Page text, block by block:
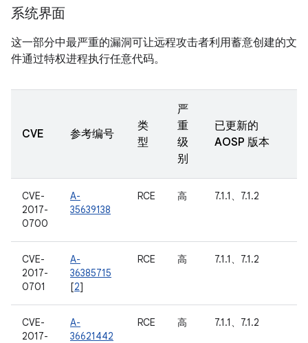
系统界面
这一部分中最严重的漏洞可让远程攻击者利用蓄意创建的文
件通过特权进程执行任意代码。
CVE 参考编号
类
型
严
重
级
别
已更新的
AOSP 版本
CVE-
2017-
0700
A-
35639138
RCE 高 7.1.1、7.1.2
CVE-
2017-
0701
A-
36385715
[2]
RCE 高 7.1.1、7.1.2
CVE-
2017-
A-
36621442
RCE 高 7.1.1、7.1.2